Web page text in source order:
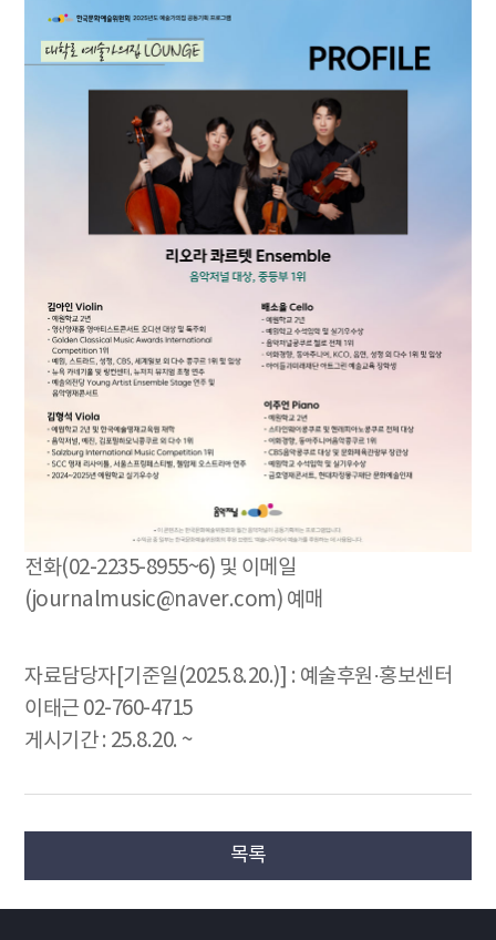
전화(02-2235-8955~6) 및 이메일
(journalmusic@naver.com) 예매
자료담당자[기준일(2025.8.20.)] : 예술후원·홍보센터
이태근 02-760-4715
게시기간 : 25.8.20. ~
목록